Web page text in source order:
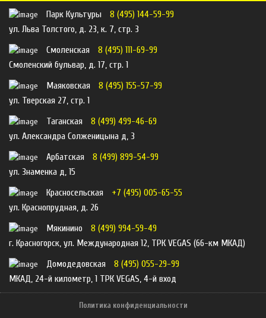
Парк Культуры
8 (495) 144-59-99
ул. Льва Толстого, д. 23, к. 7, стр. 3
Смоленская
8 (495) 111-69-99
Смоленский бульвар, д. 17, стр. 1
Маяковская
8 (495) 155-57-99
ул. Тверская 27, стр. 1
Таганская
8 (499) 499-46-69
ул. Александра Солженицына д, 3
Арбатская
8 (499) 899-54-99
ул. Знаменка д, 15
Красносельская
+7 (495) 005-65-55
ул. Краснопрудная, д. 26
Мякинино
8 (499) 994-59-49
г. Красногорск, ул. Международная 12, ТРК VEGAS (66-км МКАД)
Домодедовская
8 (495) 055-29-99
МКАД, 24-й километр, 1 ТРК VEGAS, 4-й вход
Политика конфиденциальности